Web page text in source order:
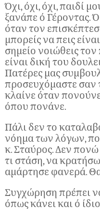
Όχι, όχι, όχι, παιδί
ξανάπε ό Γέροντας. Ό
όταν τον
μπορείς να πεις
σημείο νοιώθεις
είναι δική του
Πατέρες μας
προσευχόμαστε σαν
κλαίνε όταν
όπου πονάνε.
Πάλι δεν το
νόημα των λόγων,
κ. Σταύρος. Δεν
τι στάση, να
αμάρτησε φανερά.
Συγχώρηση πρέπει
όπως κάνει και ό